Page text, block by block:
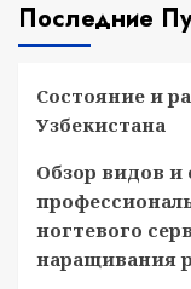
Последние
Состояние и
Узбекистана
Обзор видов и
ногтевого
наращивания